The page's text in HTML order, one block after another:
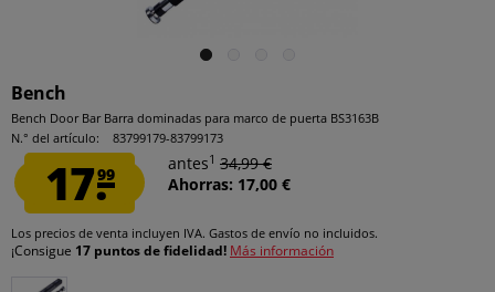
Bench
Bench Door Bar Barra dominadas para marco de puerta BS3163B
N.° del artículo:
83799179-83799173
17.99
antes1 34,99 €
Ahorras: 17,00 €
Los precios de venta incluyen IVA. Gastos de envío no incluidos.
¡Consigue 17 puntos de fidelidad! Más información